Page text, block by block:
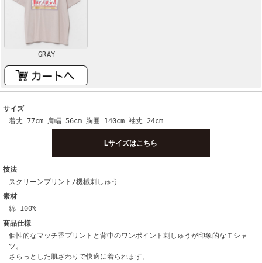
GRAY
サイズ
着丈 77cm 肩幅 56cm 胸囲 140cm 袖丈 24cm
Lサイズはこちら
技法
スクリーンプリント/機械刺しゅう
素材
綿 100%
商品仕様
個性的なマッチ香プリントと背中のワンポイント刺しゅうが印象的なＴシャ
ツ。
さらっとした肌ざわりで快適に着られます。